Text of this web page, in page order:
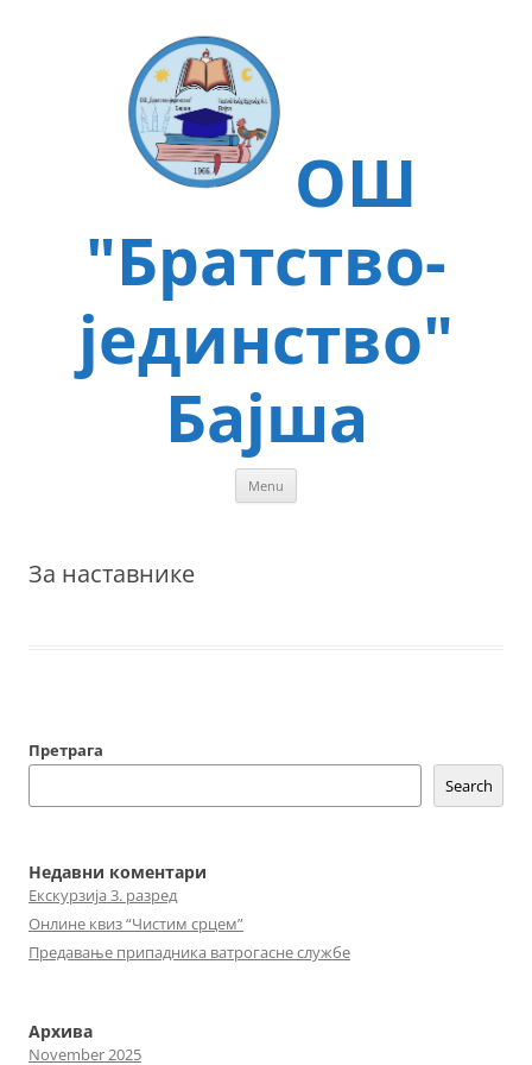
ОШ
"Братство-
јединство"
Бајша
Menu
За наставнике
Претрага
Search
Недавни коментари
Екскурзија 3. разред
Онлине квиз “Чистим срцем”
Предавање припадника ватрогасне службе
Архива
November 2025